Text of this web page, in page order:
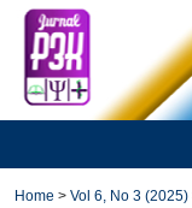
Home > Vol 6, No 3 (2025)